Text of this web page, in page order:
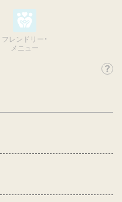
フレンドリー・
メニュー